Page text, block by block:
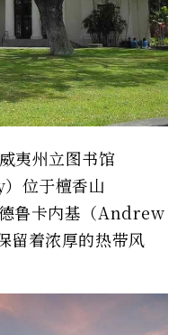
夷州立图书馆
位于檀香山
鲁卡内基（Andrew
留着浓厚的热带风